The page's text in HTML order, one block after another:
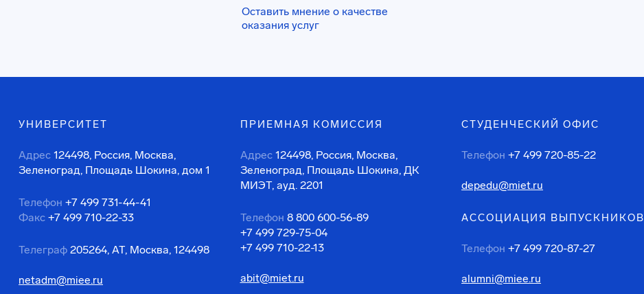
Оставить мнение о качестве
оказания услуг
УНИВЕРСИТЕТ
Адрес 124498, Россия, Москва,
Зеленоград, Площадь Шокина, дом 1
Телефон +7 499 731-44-41
Факс +7 499 710-22-33
Телеграф 205264, АТ, Москва, 124498
netadm@miee.ru
ПРИЕМНАЯ КОМИССИЯ
Адрес 124498, Россия, Москва,
Зеленоград, Площадь Шокина, ДК
МИЭТ, ауд. 2201
Телефон 8 800 600-56-89
+7 499 729-75-04
+7 499 710-22-13
abit@miet.ru
СТУДЕНЧЕСКИЙ ОФИС
Телефон +7 499 720-85-22
depedu@miet.ru
АССОЦИАЦИЯ ВЫПУСКНИКОВ
Телефон +7 499 720-87-27
alumni@miee.ru